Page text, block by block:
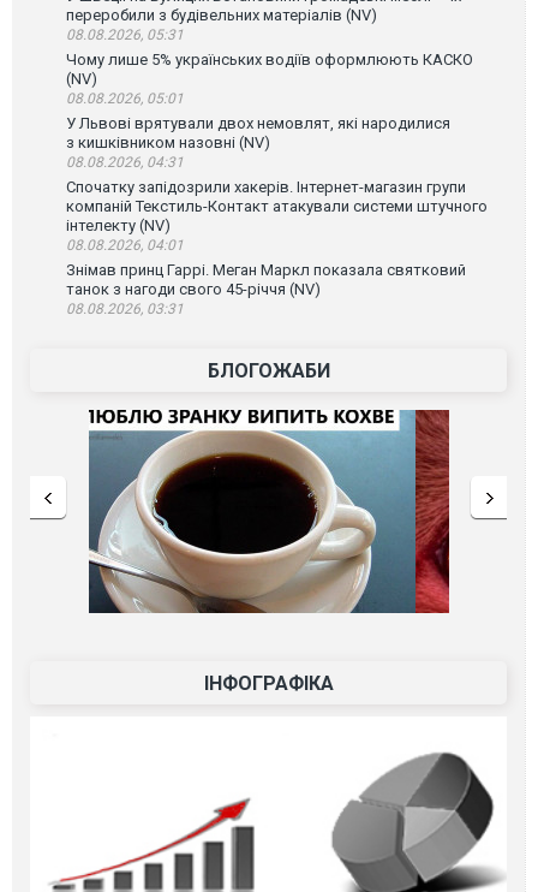
переробили з будівельних матеріалів (NV)
08.08.2026, 05:31
Чому лише 5% українських водіїв оформлюють КАСКО
(NV)
08.08.2026, 05:01
У Львові врятували двох немовлят, які народилися
з кишківником назовні (NV)
08.08.2026, 04:31
Спочатку запідозрили хакерів. Інтернет-магазин групи
компаній Текстиль-Контакт атакували системи штучного
інтелекту (NV)
08.08.2026, 04:01
Знімав принц Гаррі. Меган Маркл показала святковий
танок з нагоди свого 45-річчя (NV)
08.08.2026, 03:31
БЛОГОЖАБИ
ІНФОГРАФІКА